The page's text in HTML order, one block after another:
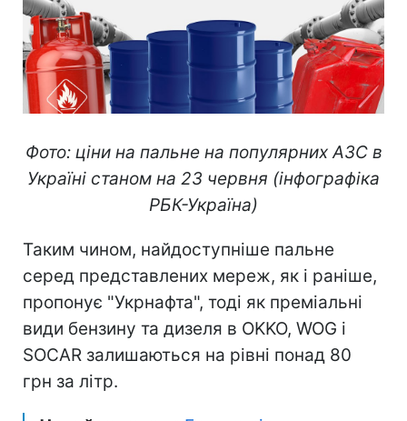
Фото: ціни на пальне на популярних АЗС в
Україні станом на 23 червня (інфографіка
РБК-Україна)
Таким чином, найдоступніше пальне
серед представлених мереж, як і раніше,
пропонує "Укрнафта", тоді як преміальні
види бензину та дизеля в OKKO, WOG і
SOCAR залишаються на рівні понад 80
грн за літр.